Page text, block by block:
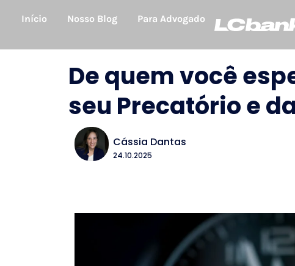
Início Nosso Blog Para Advogado
De quem você
seu Precatório e
Cássia Dantas
24.10.2025